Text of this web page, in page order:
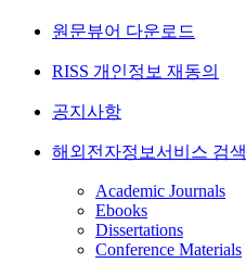
원문뷰어 다운로드
RISS 개인정보 재동의
공지사항
해외전자정보서비스 검색
Academic Journals
Ebooks
Dissertations
Conference Materials